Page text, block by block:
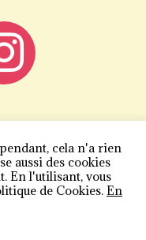
cela n'a rien
aussi des cookies
En l'utilisant, vous
de Cookies.En